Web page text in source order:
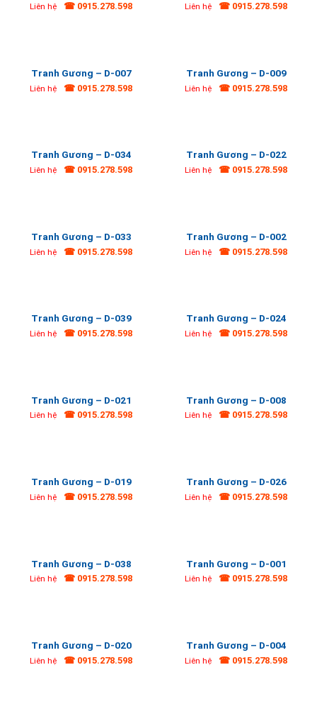
Liên hệ ☎ 0915.278.598 Liên hệ ☎ 0915.278.598
Tranh Gương – D-007
Liên hệ ☎ 0915.278.598
Tranh Gương – D-009
Liên hệ ☎ 0915.278.598
Tranh Gương – D-034
Liên hệ ☎ 0915.278.598
Tranh Gương – D-022
Liên hệ ☎ 0915.278.598
Tranh Gương – D-033
Liên hệ ☎ 0915.278.598
Tranh Gương – D-002
Liên hệ ☎ 0915.278.598
Tranh Gương – D-039
Liên hệ ☎ 0915.278.598
Tranh Gương – D-024
Liên hệ ☎ 0915.278.598
Tranh Gương – D-021
Liên hệ ☎ 0915.278.598
Tranh Gương – D-008
Liên hệ ☎ 0915.278.598
Tranh Gương – D-019
Liên hệ ☎ 0915.278.598
Tranh Gương – D-026
Liên hệ ☎ 0915.278.598
Tranh Gương – D-038
Liên hệ ☎ 0915.278.598
Tranh Gương – D-001
Liên hệ ☎ 0915.278.598
Tranh Gương – D-020
Liên hệ ☎ 0915.278.598
Tranh Gương – D-004
Liên hệ ☎ 0915.278.598